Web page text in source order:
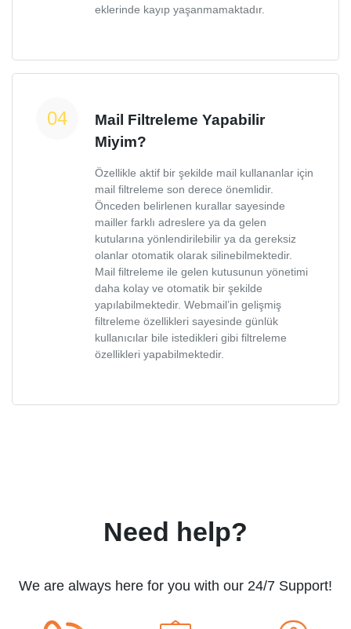
eklerinde kayıp yaşanmamaktadır.
Mail Filtreleme Yapabilir
Miyim?
Özellikle aktif bir şekilde mail kullananlar için
mail filtreleme son derece önemlidir.
Önceden belirlenen kurallar sayesinde
mailler farklı adreslere ya da gelen
kutularına yönlendirilebilir ya da gereksiz
olanlar otomatik olarak silinebilmektedir.
Mail filtreleme ile gelen kutusunun yönetimi
daha kolay ve otomatik bir şekilde
yapılabilmektedir. Webmail’in gelişmiş
filtreleme özellikleri sayesinde günlük
kullanıcılar bile istedikleri gibi filtreleme
özellikleri yapabilmektedir.
Need help?
We are always here for you with our 24/7 Support!